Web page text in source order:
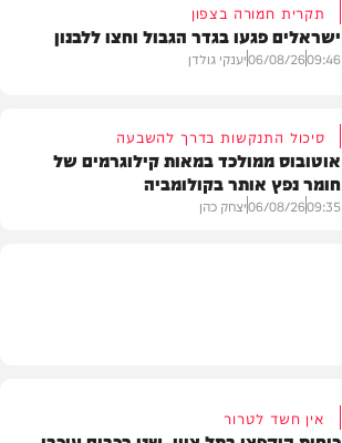
תקרית חמורה בצפון
ישראלים פגעו בגדר הגבול וחצו ללבנון
09:46
06/08/26יענקי גולדן
סיכול התנקשות בדרך להשבעה
אוטובוס ממולכד במאות קילוגרמים של
חומר נפץ אותר בקולומביה
09:35
06/08/26יצחק כהן
אין חשד לטרור